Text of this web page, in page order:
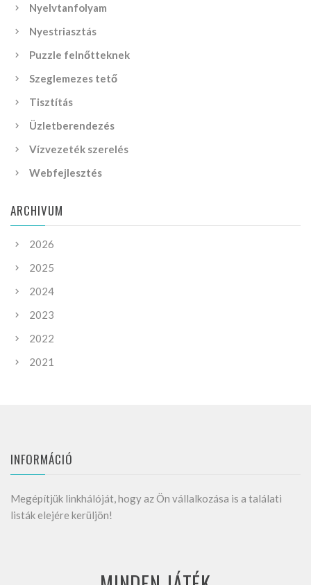
Nyelvtanfolyam
Nyestriasztás
Puzzle felnőtteknek
Szeglemezes tető
Tisztítás
Üzletberendezés
Vízvezeték szerelés
Webfejlesztés
ARCHIVUM
2026
2025
2024
2023
2022
2021
INFORMÁCIÓ
Megépítjük linkhálóját, hogy az Ön vállalkozása is a találati
listák elejére kerüljön!